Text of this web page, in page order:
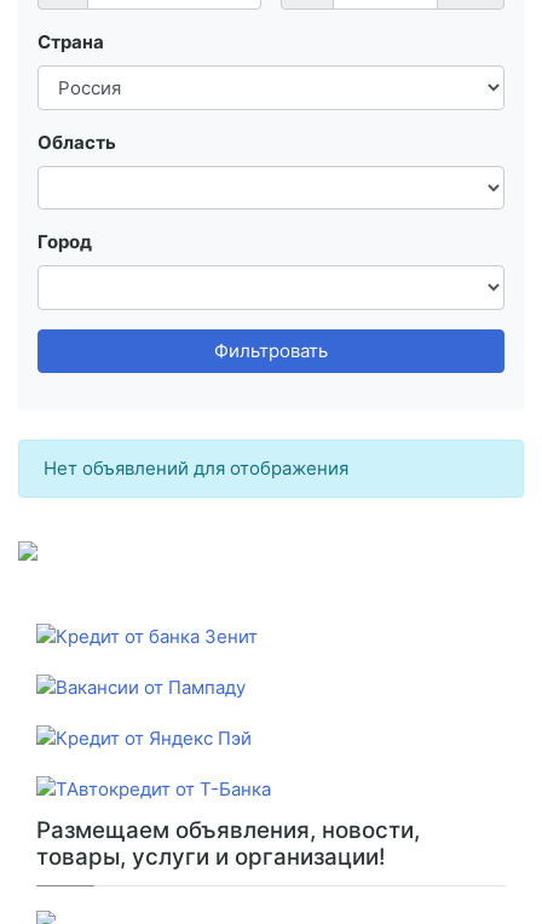
Страна
Область
Город
Фильтровать
Нет объявлений для отображения
Размещаем объявления, новости,
товары, услуги и организации!